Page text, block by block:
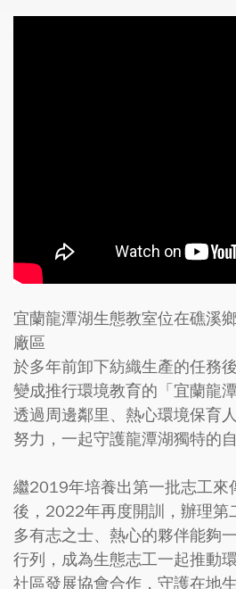
宜蘭龍潭湖生態教室位在礁溪
廠區
於多年前卸下紡織生產的任務
變成推行環境教育的「宜蘭龍
透過周邊鄰里、熱心環境保育
努力，一起守護龍潭湖獨特的
繼2019年培養出第一批志工來
後，2022年再度開訓，辦理第
多有志之士、熱心的夥伴能夠
行列，成為生態志工一起推動
社區發展協會合作，守護在地